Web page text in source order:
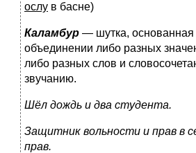
ослу в басне)
Каламбур — шутка,
объединении либо разных
либо разных слов и
звучанию.
Шёл дождь и два студента.
Защитник вольности и прав в
прав.